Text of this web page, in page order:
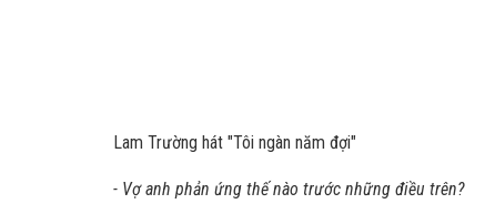
Lam Trường hát "Tôi ngàn năm đợi"
- Vợ anh phản ứng thế nào trước những điều trên?